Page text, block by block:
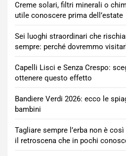
Creme solari, filtri minerali o
utile conoscere prima dell’estate
Sei luoghi straordinari che
sempre: perché dovremmo
Capelli Lisci e Senza Crespo:
ottenere questo effetto
Bandiere Verdi 2026: ecco le
bambini
Tagliare sempre l’erba non è
il retroscena che in pochi